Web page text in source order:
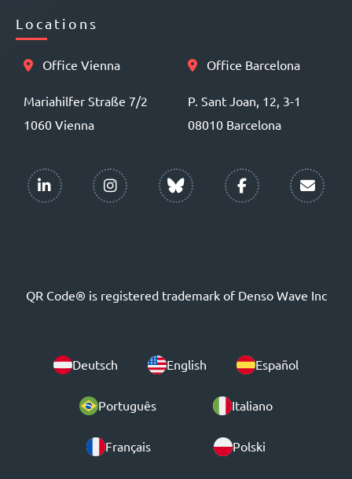
Locations
Office Vienna
Mariahilfer Straße 7/2
1060 Vienna
Office Barcelona
P. Sant Joan, 12, 3-1
08010 Barcelona
QR Code® is registered trademark of Denso Wave Inc
Deutsch English Español
Português Italiano
Français Polski